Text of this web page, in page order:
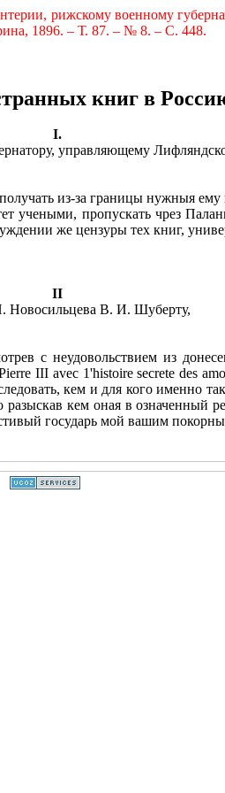
рижскому военному
1896. – Т. 87. – № 8. – С. 448.
книг вPocc
I.
управляющему
из-за границы нужныя
пропускать чрез
же цензуры тех книг,
II
Новосильцева В. И. Шуберту,
с неудовольствием из
III avec1'histoire secrete des
кем и для кого именно
кем оная в означенный
государь мой вашим